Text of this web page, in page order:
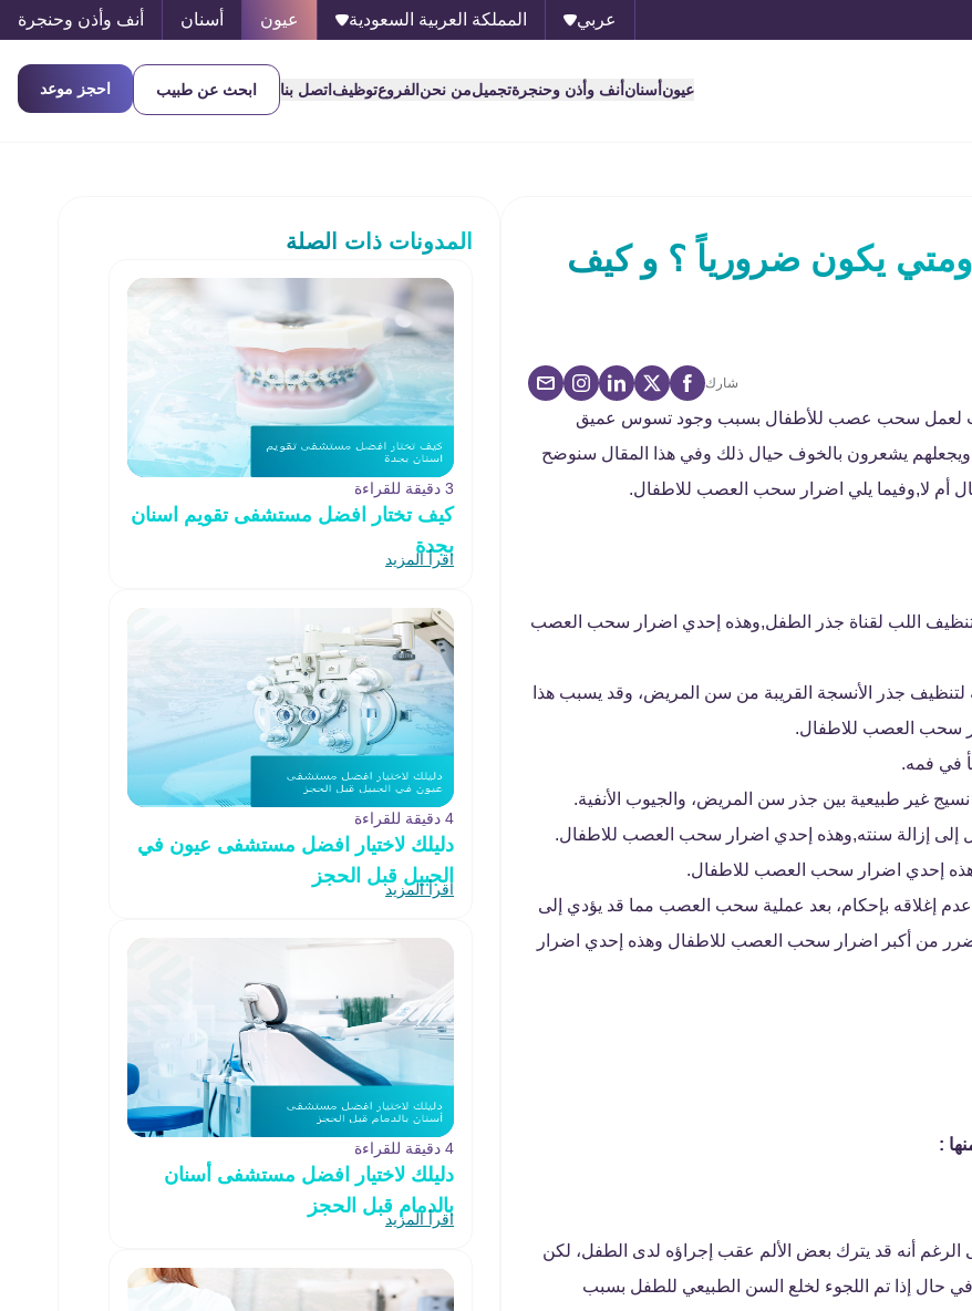
عربي المملكة العربية السعودية عيون أسنان أنف وأذن وحنجرة
عيون أسنان أنف وأذن وحنجرةتجميلمن نحن الفروعتوظيف اتصل بنا ابحث عن طبيب احجز موعد
يكون ضرورياً ؟ و كيف
شارك
لعمل سحب عصب للأطفال بسبب وجود تسوس عميق
يشعرون بالخوف حيال ذلك وفي هذا المقال سنوضح
أم لا,وفيما يلي اضرار سحب العصب للاطفال.
اللب لقناة جذر الطفل,وهذه إحدي اضرار سحب العصب
لتنظيف جذر الأنسجة القريبة من سن المريض، وقد يسبب هذا
سحب العصب للاطفال.
في فمه.
غير طبيعية بين جذر سن المريض، والجيوب الأنفية.
إزالة سنته,وهذه إحدي اضرار سحب العصب للاطفال.
إحدي اضرار سحب العصب للاطفال.
إغلاقه بإحكام، بعد عملية سحب العصب مما قد يؤدي إلى
من أكبر اضرار سحب العصب للاطفال وهذه إحدي اضرار
:
أنه قد يترك بعض الألم عقب إجراؤه لدى الطفل، لكن
حال إذا تم اللجوء لخلع السن الطبيعي للطفل بسبب
المدونات ذات الصلة
3 دقيقة للقراءة
كيف تختار افضل مستشفى تقويم اسنان
بجدة
اقرأ المزيد
4 دقيقة للقراءة
دليلك لاختيار افضل مستشفى عيون في
الجبيل قبل الحجز
اقرأ المزيد
4 دقيقة للقراءة
دليلك لاختيار افضل مستشفى أسنان
بالدمام قبل الحجز
اقرأ المزيد